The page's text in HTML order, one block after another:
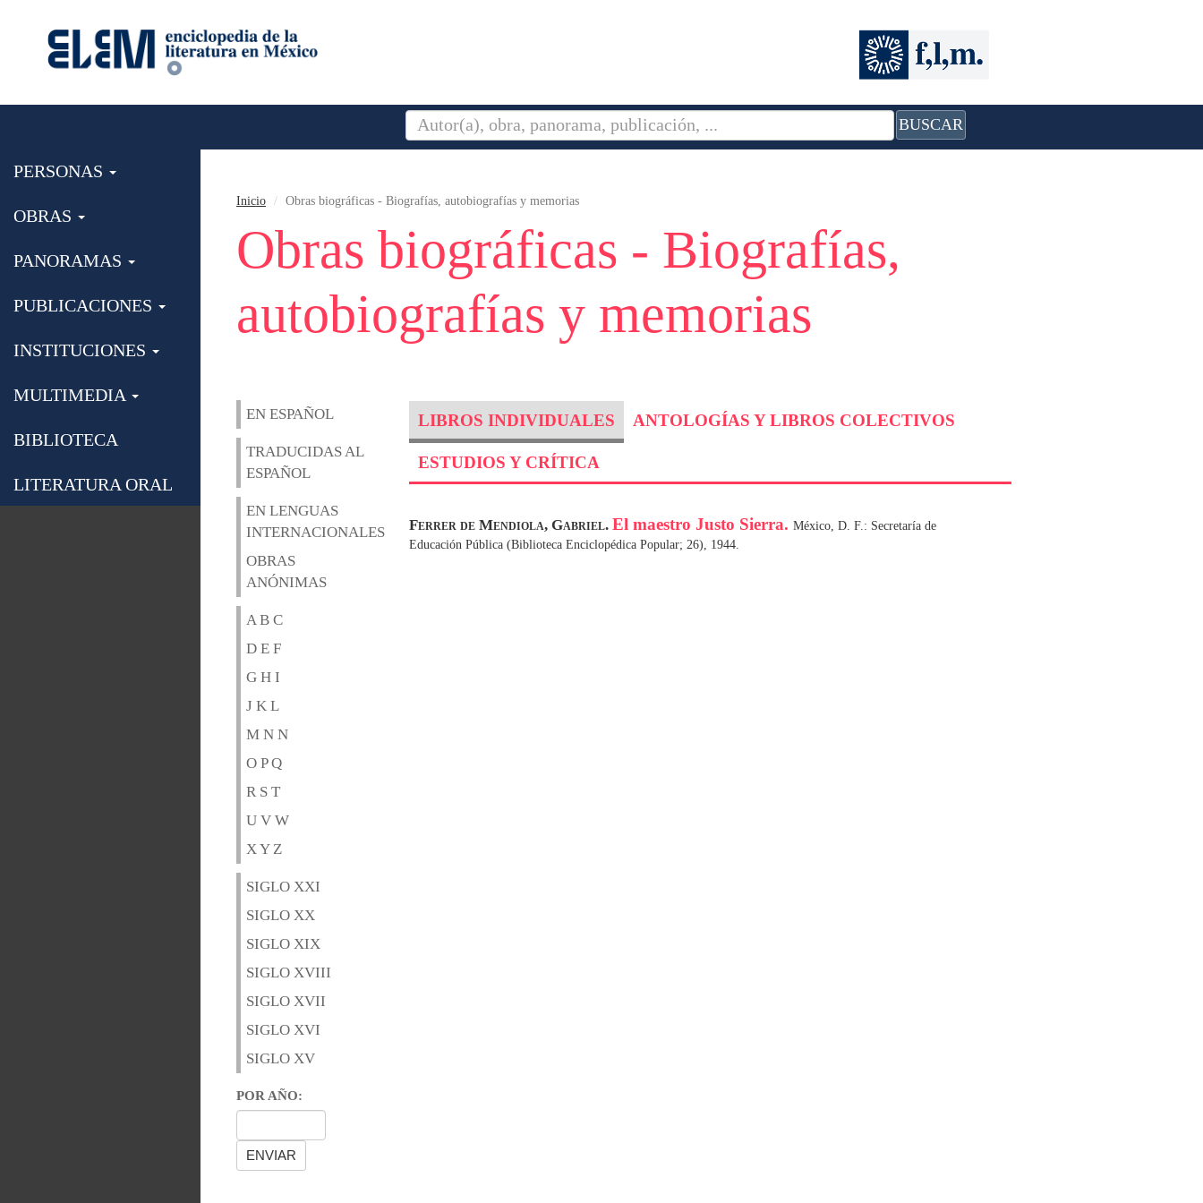
BUSCAR
PERSONAS
OBRAS
PANORAMAS
PUBLICACIONES
INSTITUCIONES
MULTIMEDIA
BIBLIOTECA
LITERATURA ORAL
Inicio Obras biográficas - Biografías, autobiografías y memorias
Obras biográficas - Biografías,
autobiografías y memorias
EN ESPAÑOL
TRADUCIDAS AL
ESPAÑOL
EN LENGUAS
INTERNACIONALES
OBRAS
ANÓNIMAS
A B C
D E F
G H I
J K L
M N N
O P Q
R S T
U V W
X Y Z
SIGLO XXI
SIGLO XX
SIGLO XIX
SIGLO XVIII
SIGLO XVII
SIGLO XVI
SIGLO XV
POR AÑO:
LIBROS INDIVIDUALES ANTOLOGÍAS Y LIBROS COLECTIVOS
ESTUDIOS Y CRÍTICA
Ferrer de Mendiola, Gabriel. El maestro Justo Sierra. México, D. F.: Secretaría de
Educación Pública (Biblioteca Enciclopédica Popular; 26), 1944.